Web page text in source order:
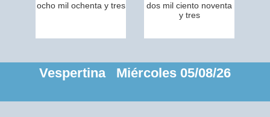
ocho mil ochenta y tres
dos mil ciento noventa
y tres
Vespertina Miércoles 05/08/26